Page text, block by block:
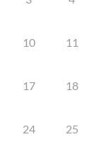
10 11
17 18
24 25